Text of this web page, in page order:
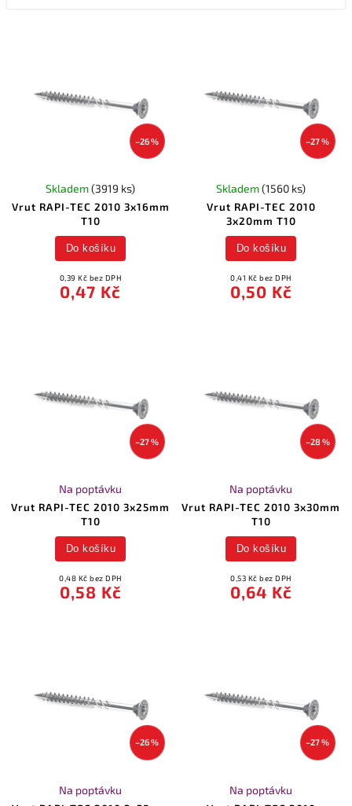
–26 %
Vrut RAPI-TEC 2010 3x16mm
T10
Skladem(3919 ks)
0,39 Kč bez DPH
0,47 Kč
Do košíku
–27 %
Vrut RAPI-TEC 2010
3x20mm T10
Skladem(1560 ks)
0,41 Kč bez DPH
0,50 Kč
Do košíku
–27 %
Vrut RAPI-TEC 2010 3x25mm
T10
Na poptávku
0,48 Kč bez DPH
0,58 Kč
Do košíku
–28 %
Vrut RAPI-TEC 2010 3x30mm
T10
Na poptávku
0,53 Kč bez DPH
0,64 Kč
Do košíku
–26 %
Na poptávku
–27 %
Na poptávku